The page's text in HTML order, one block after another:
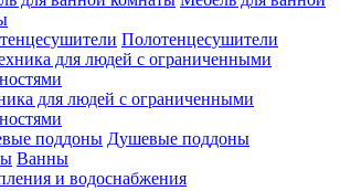
Полотенцесушители
для людей с ограниченными
Душевые поддоны
Ванны
и водоснабжения